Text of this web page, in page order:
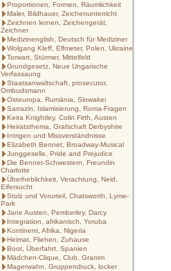
Proportionen, Formen, Räumlichkeit
Maler, Bildhauer, Zeichenunterricht
Zeichnen lernen, Zeichengerät,
Zeichner
Medizinenglish, Deutsch für Mediziner
Wolgang Kleff, Elfmeter, Polen, Ukraine
Torwart, Stürmer, Mittelfeld
Grundgesetz, Neue Ungarische
Verfassaung
Staatsanwaltschaft, prosecutor,
Ombudsmann
Osteuropa, Rumänia, Slowakei
Sarrazin, Islamisierung, Roma-Fragen
Keira Knightley, Colin Firth, Austen
Heiratsthema, Grafschaft Derbyshire
Intrigen und Missverständnisse
Elizabeth Bennet, Broadway-Musical
Junggeselle, Pride and Prejudice
Die Bennet-Schwestern, Freundin
Charlotte
Überheblichkeit, Verachtung, Neid,
Eifersucht
Stolz und Vorurteil, Chatsworth, Lyme-
Park
Jane Austen, Pemberley, Darcy
Integration, afrikanisch, Yoruba
Kontinent, Afrika, Nigeria
Heimat, Fliehen, Zuhause
Boot, Überfahrt, Spanien
Mädchen-Clique, Club, Gramm
Magerwahn, Gruppendruck, locker